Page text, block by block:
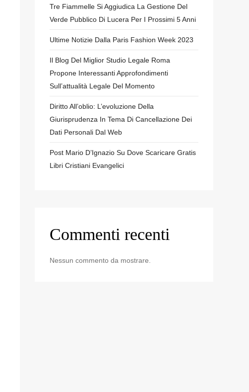
Tre Fiammelle Si Aggiudica La Gestione Del
Verde Pubblico Di Lucera Per I Prossimi 5 Anni
Ultime Notizie Dalla Paris Fashion Week 2023
Il Blog Del Miglior Studio Legale Roma
Propone Interessanti Approfondimenti
Sull’attualità Legale Del Momento
Diritto All’oblio: L’evoluzione Della
Giurisprudenza In Tema Di Cancellazione Dei
Dati Personali Dal Web
Post Mario D’Ignazio Su Dove Scaricare Gratis
Libri Cristiani Evangelici
Commenti recenti
Nessun commento da mostrare.